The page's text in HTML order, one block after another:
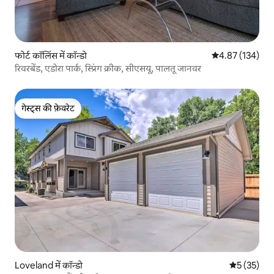
फोर्ट कॉलिंस में कॉन्डो औसत रेटिंग 5 में से
4.87 (134)
रिवरबेंड, एडोरा पार्क, स्प्रिंग क्रीक, सीएसयू, पालतू जानवर
गेस्ट्स की फ़ेवरेट
गेस्ट्स की फ़ेवरेट
Loveland में कॉन्डो औसत रेटिंग
5 (35)